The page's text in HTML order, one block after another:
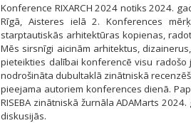
Konference RIXARCH 2024 notiks 2024.
Rīgā, Aisteres ielā 2. Konferences
starptautiskās arhitektūras kopienas,
Mēs sirsnīgi aicinām arhitektus,
pieteikties dalībai konferencē visu
nodrošināta dubultaklā zinātniskā
pieejama autoriem konferences dienā.
RISEBA zinātniskā žurnāla ADAMarts
diskusijās.